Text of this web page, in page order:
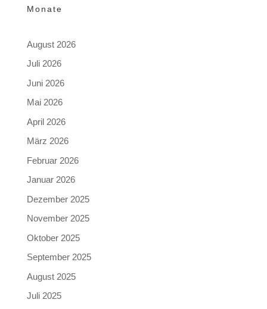
Monate
August 2026
Juli 2026
Juni 2026
Mai 2026
April 2026
März 2026
Februar 2026
Januar 2026
Dezember 2025
November 2025
Oktober 2025
September 2025
August 2025
Juli 2025